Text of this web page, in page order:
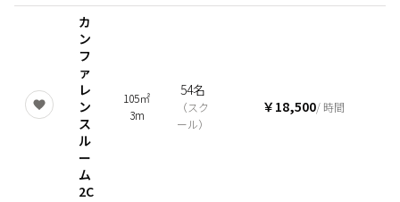
カ
ン
フ
ァ
レ
ン
ス
ル
ー
ム
2C
105㎡
3m
54名
（スク
ール）
￥18,500/ 時間